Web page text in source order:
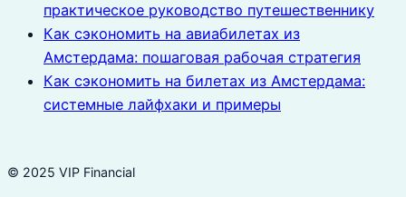
практическое руководство путешественнику
Как сэкономить на авиабилетах из
Амстердама: пошаговая рабочая стратегия
Как сэкономить на билетах из Амстердама:
системные лайфхаки и примеры
© 2025 VIP Financial